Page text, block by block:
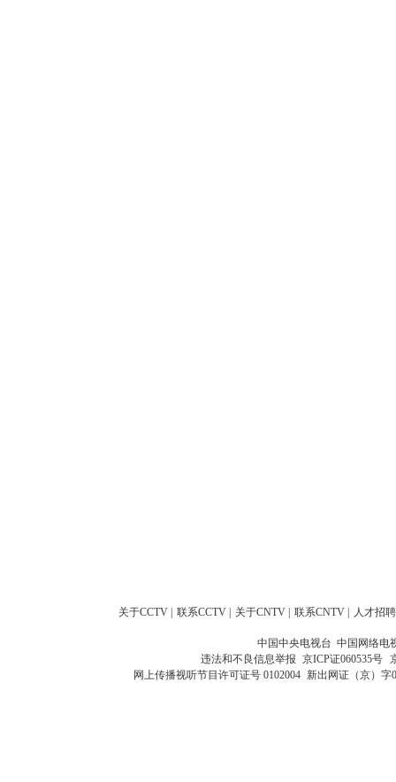
关于CCTV 联系CCTV 关于CNTV 联系CNTV 人才招聘
中国中央电视台 中国网络电
违法和不良信息举报 京ICP证060535号
网上传播视听节目许可证号 0102004 新出网证（京）